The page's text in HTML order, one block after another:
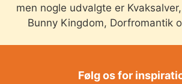
men nogle udvalgte er
Bunny Kingdom, Dorfromantik
Følg os for